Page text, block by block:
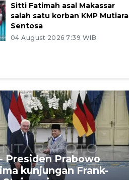
Sitti Fatimah asal Makassar
salah satu korban KMP Mutiara
Sentosa
04 August 2026 7:39 WIB
Presiden Prabowo
kunjungan Frank-